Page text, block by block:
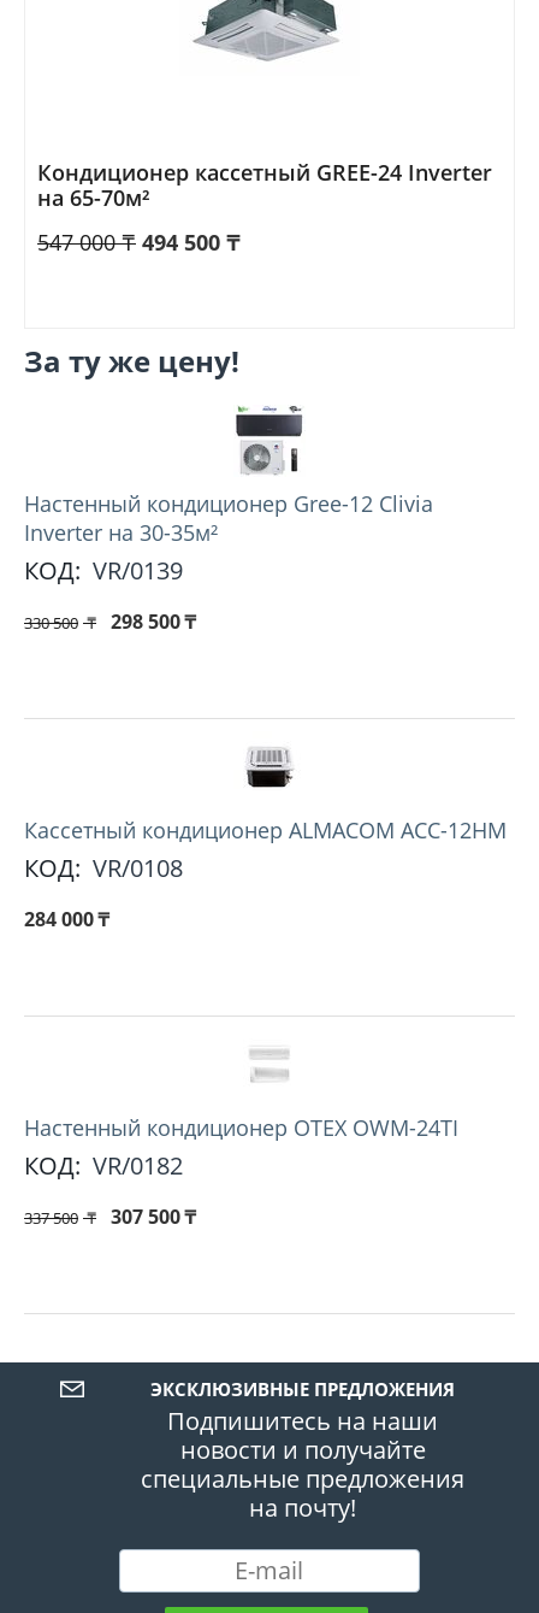
Кондиционер кассетный GREE-24 Inverter
на 65-70м²
547 000 ₸ 494 500 ₸
За ту же цену!
Настенный кондиционер Gree-12 Clivia
Inverter на 30-35м²
КОД: VR/0139
330 500 ₸ 298 500₸
Кассетный кондиционер ALMACOM ACC-12HM
КОД: VR/0108
284 000₸
Настенный кондиционер OTEX OWM-24TI
КОД: VR/0182
337 500 ₸ 307 500₸
ЭКСКЛЮЗИВНЫЕ ПРЕДЛОЖЕНИЯ
Подпишитесь на наши
новости и получайте
специальные предложения
на почту!